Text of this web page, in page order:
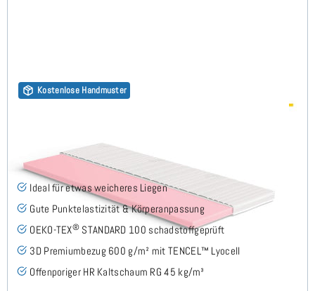
Kostenlose Handmuster
85x190 cm - Sonderanfertigung
Ideal für etwas weicheres Liegen
Gute Punktelastizität & Körperanpassung
OEKO-TEX® STANDARD 100 schadstoffgeprüft
3D Premiumbezug 600 g/m² mit TENCEL™ Lyocell
Offenporiger HR Kaltschaum RG 45 kg/m³